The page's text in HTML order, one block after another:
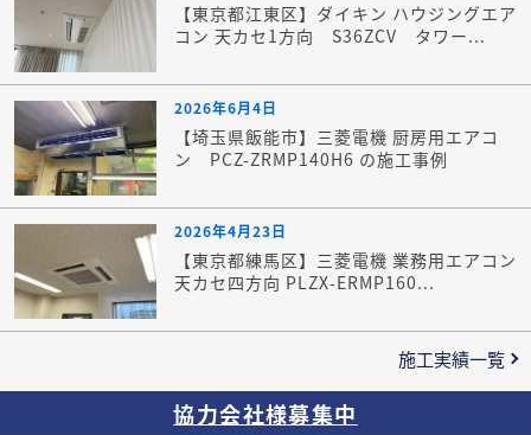
【東京都江東区】ダイキン ハウジングエア
コン 天カセ1方向 S36ZCV タワー...
2026年6月4日
【埼玉県飯能市】三菱電機 厨房用エアコ
ン PCZ-ZRMP140H6 の施工事例
2026年4月23日
【東京都練馬区】三菱電機 業務用エアコン
天カセ四方向 PLZX-ERMP160...
施工実績一覧
協力会社様募集中